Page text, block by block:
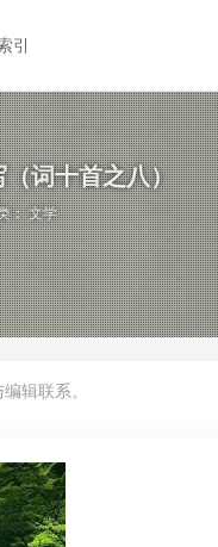
引
词十首之八）
：文学
辑联系。